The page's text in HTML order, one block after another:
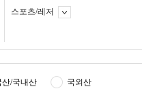
스포츠/레저
산/국내산 국외산